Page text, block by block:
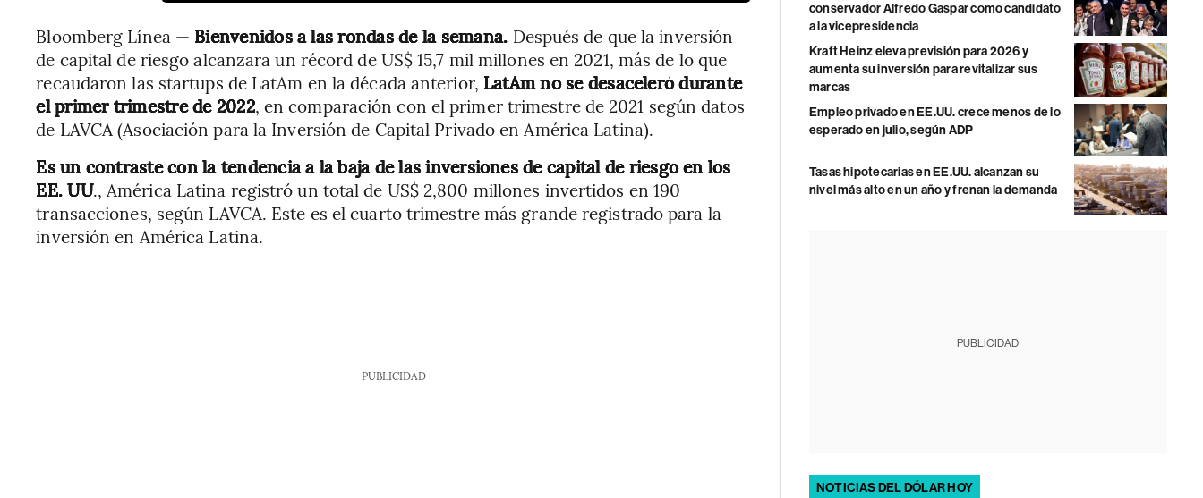
Bloomberg Línea — Bienvenidos a las rondas de la semana. Después de que la inversión
de capital de riesgo alcanzara un récord de US$ 15,7 mil millones en 2021, más de lo que
recaudaron las startups de LatAm en la década anterior, LatAm no se desaceleró durante
el primer trimestre de 2022, en comparación con el primer trimestre de 2021 según datos
de LAVCA (Asociación para la Inversión de Capital Privado en América Latina).
Es un contraste con la tendencia a la baja de las inversiones de capital de riesgo en los
EE. UU., América Latina registró un total de US$ 2,800 millones invertidos en 190
transacciones, según LAVCA. Este es el cuarto trimestre más grande registrado para la
inversión en América Latina.
PUBLICIDAD
conservador Alfredo Gaspar como candidato
a la vicepresidencia
Kraft Heinz eleva previsión para 2026 y
aumenta su inversión para revitalizar sus
marcas
Empleo privado en EE.UU. crece menos de lo
esperado en julio, según ADP
Tasas hipotecarias en EE.UU. alcanzan su
nivel más alto en un año y frenan la demanda
PUBLICIDAD
NOTICIAS DEL DÓLAR HOY